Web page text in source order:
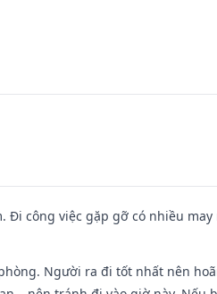
công việc gặp gỡ có nhiều
Người ra đi tốt nhất nên